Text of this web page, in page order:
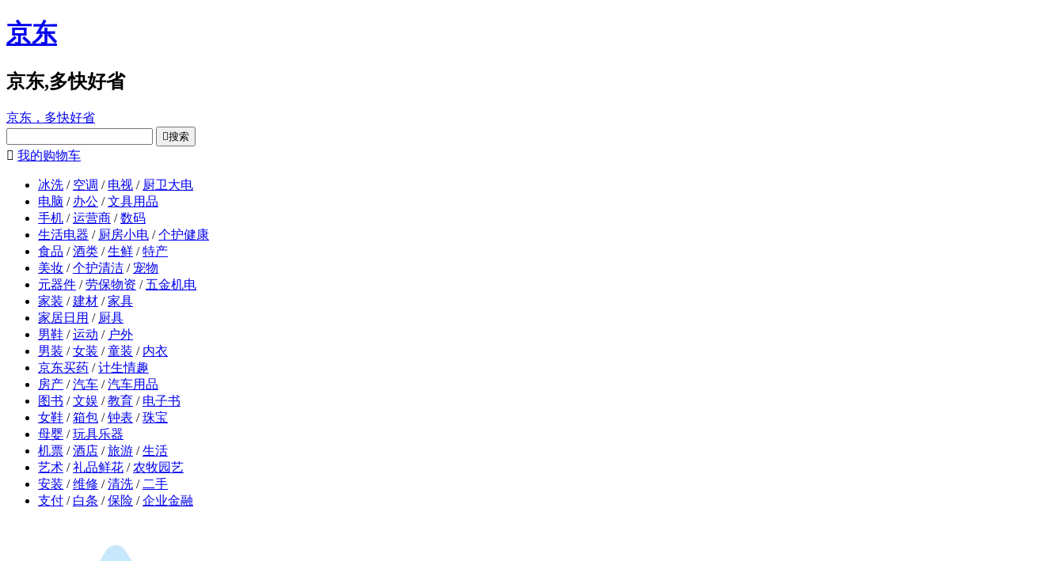
京东
京东,多快好省
京东，多快好省
搜索
 我的购物车
冰洗 / 空调 / 电视 / 厨卫大电
电脑 / 办公 / 文具用品
手机 / 运营商 / 数码
生活电器 / 厨房小电 / 个护健康
食品 / 酒类 / 生鲜 / 特产
美妆 / 个护清洁 / 宠物
元器件 / 劳保物资 / 五金机电
家装 / 建材 / 家具
家居日用 / 厨具
男鞋 / 运动 / 户外
男装 / 女装 / 童装 / 内衣
京东买药 / 计生情趣
房产 / 汽车 / 汽车用品
图书 / 文娱 / 教育 / 电子书
女鞋 / 箱包 / 钟表 / 珠宝
母婴 / 玩具乐器
机票 / 酒店 / 旅游 / 生活
艺术 / 礼品鲜花 / 农牧园艺
安装 / 维修 / 清洗 / 二手
支付 / 白条 / 保险 / 企业金融